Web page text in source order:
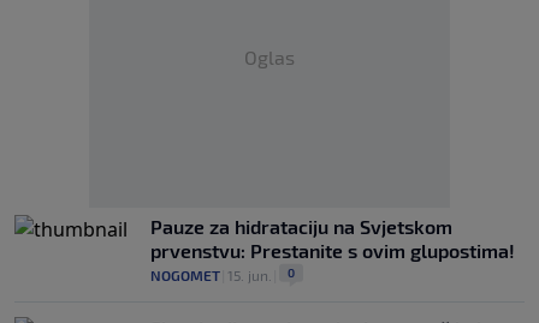
Oglas
Pauze za hidrataciju na Svjetskom
prvenstvu: Prestanite s ovim glupostima!
NOGOMET 15. jun. 0